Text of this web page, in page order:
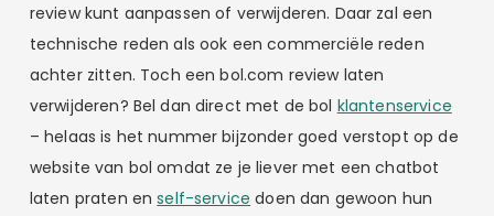
review kunt aanpassen of verwijderen. Daar zal een
technische reden als ook een commerciële reden
achter zitten. Toch een bol.com review laten
verwijderen? Bel dan direct met de bol klantenservice
– helaas is het nummer bijzonder goed verstopt op de
website van bol omdat ze je liever met een chatbot
laten praten enself-service doen dan gewoon hun